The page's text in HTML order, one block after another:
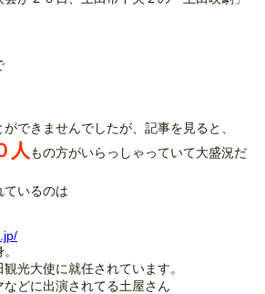
できませんでしたが、記事を見ると、
人 もの方がいらっしゃっていて大盛況だ
ているのは
光大使に就任されています。
どに出演されてる土屋さん